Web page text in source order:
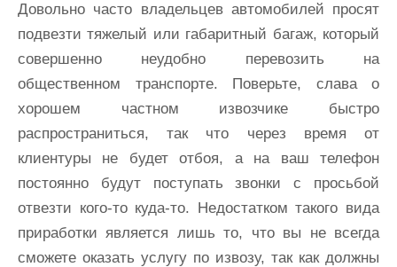
Довольно часто владельцев автомобилей просят
подвезти тяжелый или габаритный багаж, который
совершенно неудобно перевозить на
общественном транспорте. Поверьте, слава о
хорошем частном извозчике быстро
распространиться, так что через время от
клиентуры не будет отбоя, а на ваш телефон
постоянно будут поступать звонки с просьбой
отвезти кого-то куда-то. Недостатком такого вида
приработки является лишь то, что вы не всегда
сможете оказать услугу по извозу, так как должны